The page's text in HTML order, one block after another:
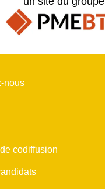
nous
codiffusion